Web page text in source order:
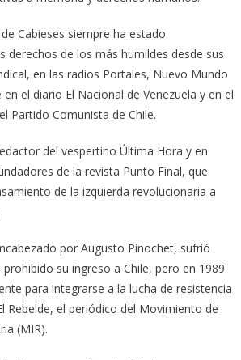
Cabieses siempre ha estado
derechos de los más humildes desde sus
en las radios Portales, Nuevo Mundo
el diario El Nacional de Venezuela y en el
Partido Comunista de Chile.
del vespertino Última Hora y en
de la revista Punto Final, que
de la izquierda revolucionaria a
por Augusto Pinochet, sufrió
su ingreso a Chile, pero en 1989
para integrarse a la lucha de resistencia
Rebelde, el periódico del Movimiento de
(MIR).